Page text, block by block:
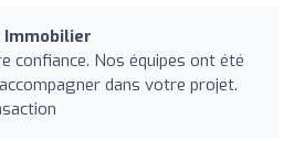
Immobilier
confiance. Nos équipes ont été
dans votre projet.